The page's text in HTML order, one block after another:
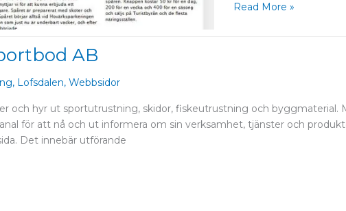
Read More »
AB
, Lofsdalen, Webbsidor
och hyr ut sportutrustning, skidor, fiskeutrustning och byggmaterial.
för att nå och ut informera om sin verksamhet, tjänster och
Det innebär utförande